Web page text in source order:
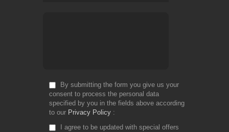
By submitting the form you give us your
consent to process the personal data
specified by you in the fields above according
to our Privacy Policy
I agree to be updated with special offers